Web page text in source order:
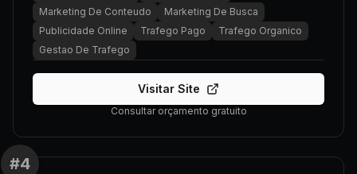
Marketing De Conteudo
Marketing De Busca
Publicidade Online
Trafego Pago
Trafego Organico
Gestao De Trafego
Visitar Site
Consultar orçamento gratuito
#4